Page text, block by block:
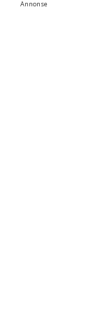
Annonse